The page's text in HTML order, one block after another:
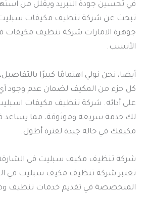
في تحسين جودة التبريد ويقلل من
تبحث عن شركة تنظيف مكيفات سبليت
جوهرة الامارات شركة تنظيف مكيفات
الأنسب.
أيضا، نحن نولي اهتمامًا كبيرًا
كل جزء من المكيف لضمان عدم وجود
على أدائه. شركة تنظيف مكيفات
لك خدمة سريعة وموثوقة، مما يساعد
مكيفك في حالة جيدة لفترة أطول.
شركة تنظيف مكيف سبليت في
تعتبر شركة تنظيف مكيف سبليت في
المتخصصة في تقديم خدمات تنظيف